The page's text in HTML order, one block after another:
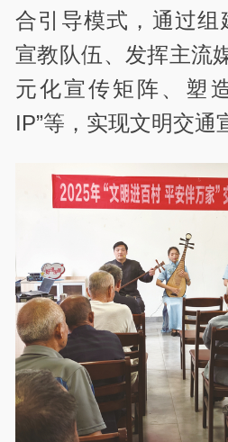
合引导模式，通过组
宣教队伍、发挥主流
元化宣传矩阵、塑
IP”等，实现文明交通